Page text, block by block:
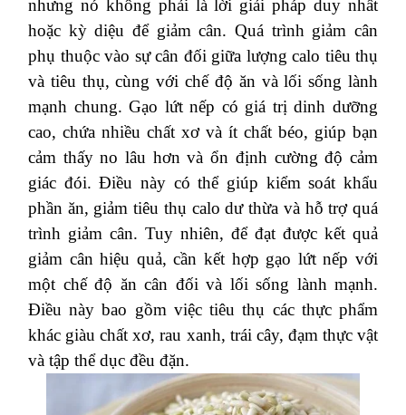
nhưng nó không phải là lời giải pháp duy nhất
hoặc kỳ diệu để giảm cân. Quá trình giảm cân
phụ thuộc vào sự cân đối giữa lượng calo tiêu thụ
và tiêu thụ, cùng với chế độ ăn và lối sống lành
mạnh chung. Gạo lứt nếp có giá trị dinh dưỡng
cao, chứa nhiều chất xơ và ít chất béo, giúp bạn
cảm thấy no lâu hơn và ổn định cường độ cảm
giác đói. Điều này có thể giúp kiểm soát khẩu
phần ăn, giảm tiêu thụ calo dư thừa và hỗ trợ quá
trình giảm cân. Tuy nhiên, để đạt được kết quả
giảm cân hiệu quả, cần kết hợp gạo lứt nếp với
một chế độ ăn cân đối và lối sống lành mạnh.
Điều này bao gồm việc tiêu thụ các thực phẩm
khác giàu chất xơ, rau xanh, trái cây, đạm thực vật
và tập thể dục đều đặn.